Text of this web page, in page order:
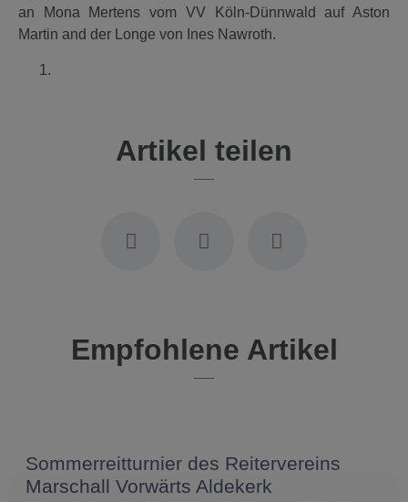
an Mona Mertens vom VV Köln-Dünnwald auf Aston
Martin and der Longe von Ines Nawroth.
Artikel teilen
Empfohlene Artikel
Sommerreitturnier des Reitervereins
Marschall Vorwärts Aldekerk